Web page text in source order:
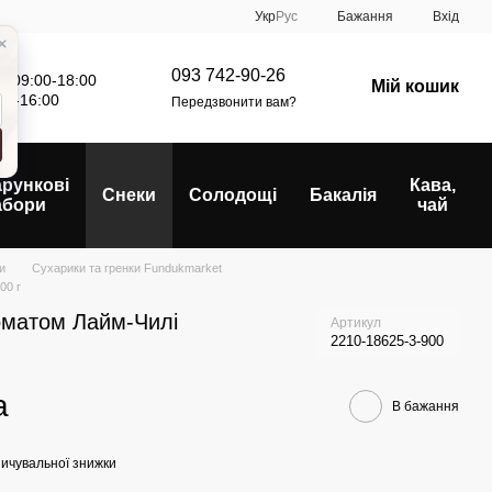
УкрРус Бажання Вхід
09:00-18:00
16:00
093 742-90-26
Передзвонити вам?
Мій кошик
Снеки Солодощі Бакалія
Кава,
чай
Сухарики та гренки Fundukmarket
г
Лайм-Чилі Артикул
2210-18625-3-900
В бажання
знижки